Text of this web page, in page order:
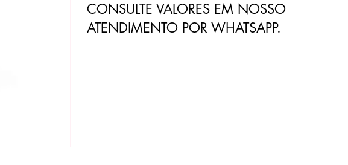
CONSULTE VALORES EM NOSSO
ATENDIMENTO POR WHATSAPP.